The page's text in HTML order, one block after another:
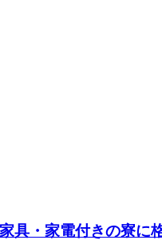
具・家電付きの寮に